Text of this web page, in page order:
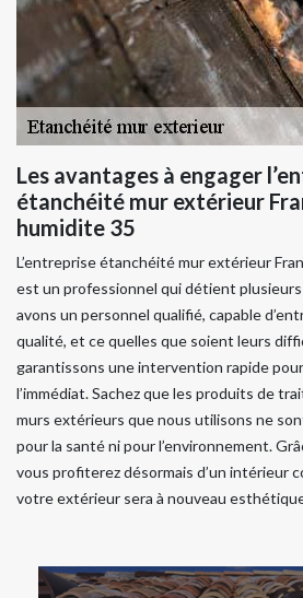
Les avantages à engager
étanchéité mur extérieur
humidite 35
L’entreprise étanchéité mur extérieur
est un professionnel qui détient plusieurs
avons un personnel qualifié, capable
qualité, et ce quelles que soient leurs
garantissons une intervention rapide
l’immédiat. Sachez que les produits de
murs extérieurs que nous utilisons ne
pour la santé ni pour l’environnement.
vous profiterez désormais d’un intérieur
votre extérieur sera à nouveau